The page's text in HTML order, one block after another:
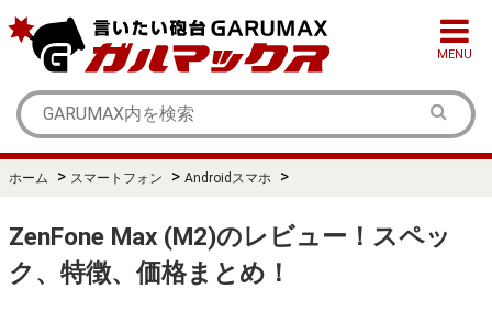
MENU
ホーム > スマートフォン > Androidスマホ >
ZenFone Max (M2)のレビュー！スペッ
ク、特徴、価格まとめ！